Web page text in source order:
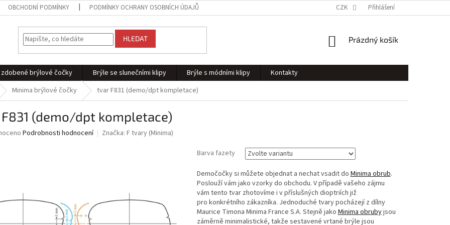
OBCHODNÍ PODMÍNKY PODMÍNKY OCHRANY OSOBNÍCH ÚDAJŮ CZK Přihlášení
HLEDAT
NÁKUPNÍ
Prázdný košík
brýlové čočky Brýle se slunečními klipy Brýle s módními klipy
Kontakty
Minima brýlové čočky tvar F831 (demo/dpt kompletace)
(demo/dpt kompletace)
Podrobnosti hodnocení Značka: F tvary (Minima)
Barva fazety
Demočočky si můžete objednat a nechat vsadit doMinima obrub.
Poslouží vám jako vzorky do obchodu. V případě vašeho zájmu
vám tento tvar zhotovíme i v příslušných dioptriích již
pro konkrétního zákazníka. Jednoduché tvary pocházejí z dílny
Maurice Timona Minima France S.A. Stejně jakoMinima obrubyjsou
záměrně minimalistické, takže sestavené vrtané brýle jsou